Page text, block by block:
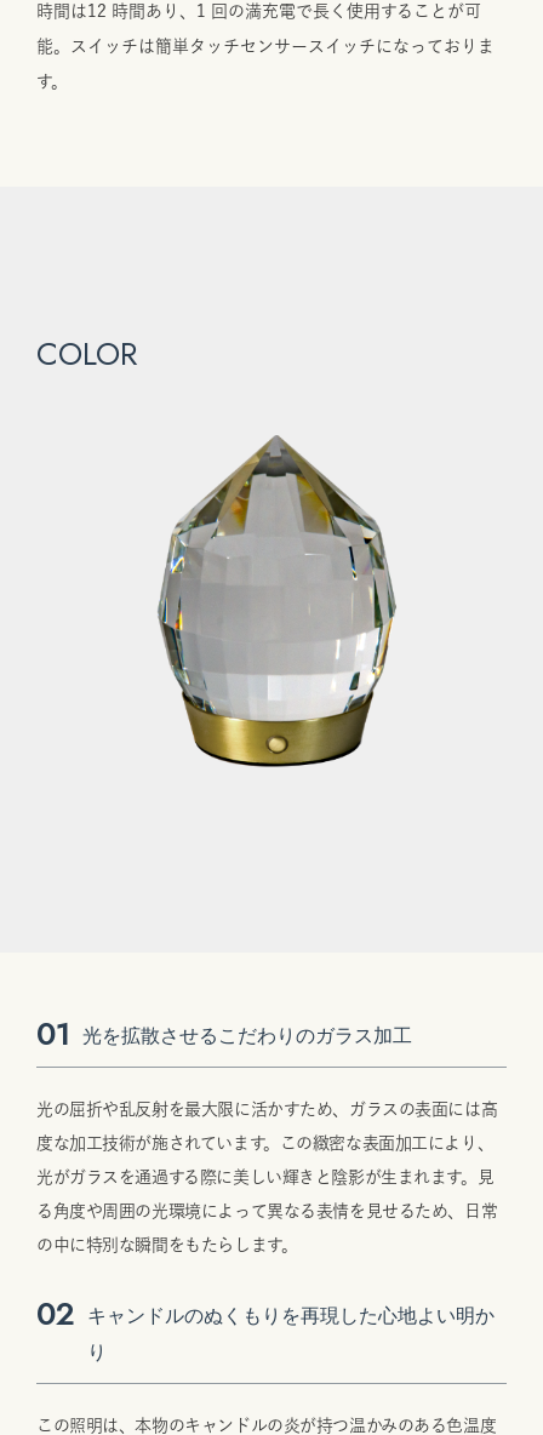
時間は12 時間あり、1 回の満充電で長く使用することが可
能。スイッチは簡単タッチセンサースイッチになっておりま
す。
COLOR
01 光を拡散させるこだわりのガラス加工
光の屈折や乱反射を最大限に活かすため、ガラスの表面には高
度な加工技術が施されています。この緻密な表面加工により、
光がガラスを通過する際に美しい輝きと陰影が生まれます。見
る角度や周囲の光環境によって異なる表情を見せるため、日常
の中に特別な瞬間をもたらします。
02
キャンドルのぬくもりを再現した心地よい明か
り
この照明は、本物のキャンドルの炎が持つ温かみのある色温度